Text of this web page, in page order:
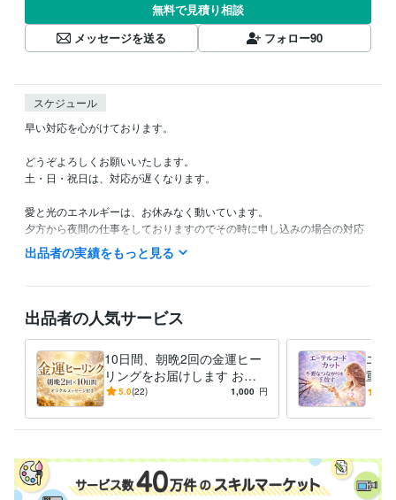
無料で見積り相談
メッセージを送る
フォロー90
スケジュール
早い対応を心がけております。
どうぞよろしくお願いいたします。
土・日・祝日は、対応が遅くなります。
愛と光のエネルギーは、お休みなく動いています。
夕方から夜間の仕事をしておりますのでその時に申し込みの場合の対応
は、翌日になります。
22時以降は就寝していることが多いので翌日の対応になります。
経験職種
営業 / 個人営業 経験年数 : 5年
営業 / 営業事務・アシスタント 経験年数 : 5年
カスタマーサポート・カスタマーサクセス / カスタマーサポート・ヘ
ルプデスク
経験年数 : 4年
事務・ビジネスサポート / 事務（一般事務） 経験年数 : 5年
ライフスタイル・その他 / 占い師
その他ツール
エネルギーワーク:6年 タロットカード:2年 オラクルカード:1年
出品者の実績をもっと見る
出品者の人気サービス
10日間、朝晩2回の金運ヒー
リングをお届けします お金
への不安や重たい気持ちを整
5.0(22) 1,000 円
エー
重た
人間